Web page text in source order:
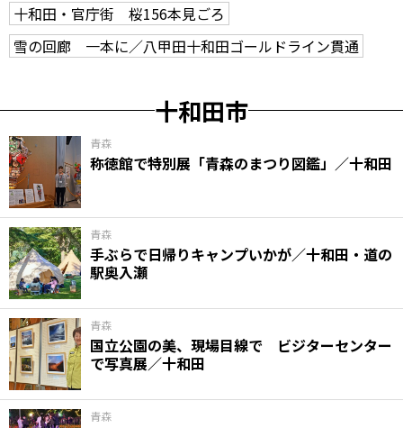
十和田・官庁街 桜156本見ごろ
雪の回廊 一本に／八甲田十和田ゴールドライン貫通
十和田市
青森
称徳館で特別展「青森のまつり図鑑」／十和田
青森
手ぶらで日帰りキャンプいかが／十和田・道の
駅奥入瀬
青森
国立公園の美、現場目線で ビジターセンター
で写真展／十和田
青森